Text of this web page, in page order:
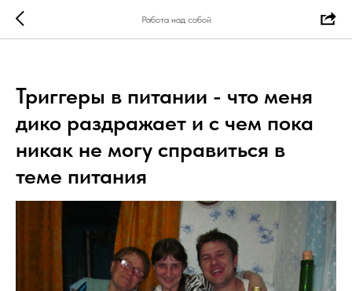
Работа над собой
Триггеры в питании - что меня
дико раздражает и с чем пока
никак не могу справиться в
теме питания